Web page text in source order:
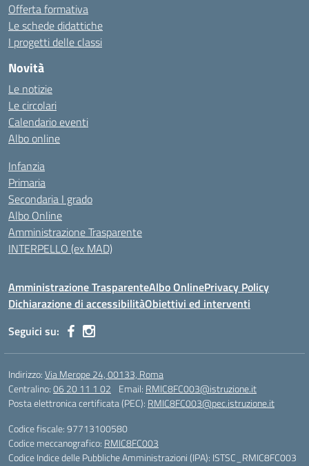
Offerta formativa
Le schede didattiche
I progetti delle classi
Novità
Le notizie
Le circolari
Calendario eventi
Albo online
Infanzia
Primaria
Secondaria I grado
Albo Online
Amministrazione Trasparente
INTERPELLO (ex MAD)
Amministrazione TrasparenteAlbo OnlinePrivacy Policy
Dichiarazione di accessibilitàObiettivi ed interventi
Seguici su:
Indirizzo:Via Merope 24, 00133, Roma
Centralino:06 20 11 1 02 Email: RMIC8FC003@istruzione.it
Posta elettronica certificata (PEC): RMIC8FC003@pec.istruzione.it
Codice fiscale: 97713100580
Codice meccanografico: RMIC8FC003
Codice Indice delle Pubbliche Amministrazioni (IPA): ISTSC_RMIC8FC003